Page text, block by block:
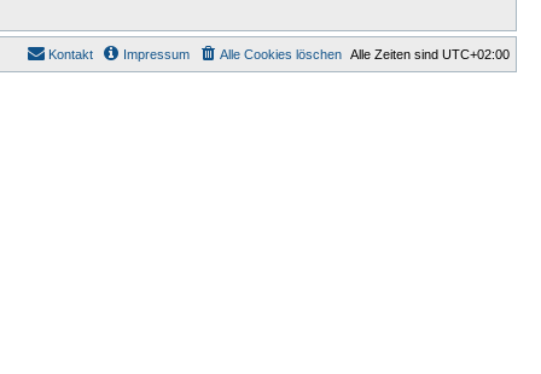
Alle Zeiten sind UTC+02:00
Alle Cookies löschen
Impressum
Kontakt